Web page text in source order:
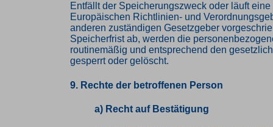
Entfällt der Speicherungszweck oder läuft eine
Europäischen Richtlinien- und
anderen zuständigen Gesetzgeber
Speicherfrist ab, werden die
routinemäßig und entsprechend den
gesperrt oder gelöscht.
9. Rechte der betroffenen Person
a) Recht auf Bestätigung